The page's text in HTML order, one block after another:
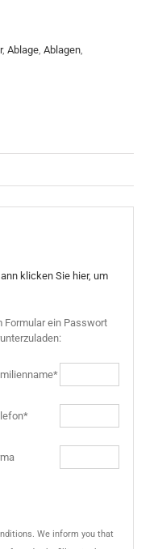
, Ablage Ablagen
klicken Sie hier, um
Formular ein Passwort
We inform you that